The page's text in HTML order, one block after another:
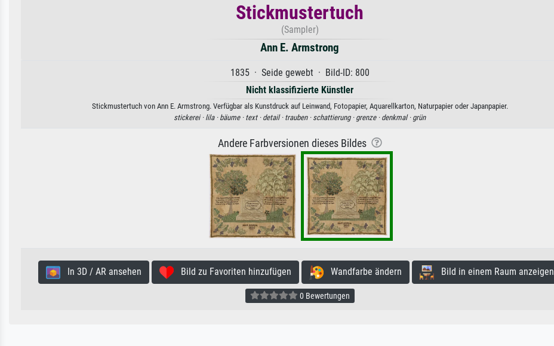
Stickmustertuch
(Sampler)
Ann E. Armstrong
1835 · Seide gewebt · Bild-ID: 800
Nicht klassifizierte Künstler
Stickmustertuch von Ann E. Armstrong. Verfügbar als Kunstdruck auf Leinwand, Fotopapier, Aquarellkarton, Naturpapier oder Japanpapier.
stickerei · lila · bäume · text · detail · trauben · schattierung · grenze · denkmal · grün
Andere Farbversionen dieses Bildes
In 3D / AR ansehen Bild zu Favoriten hinzufügen Wandfarbe ändern Bild in einem Raum anzeigen
0 Bewertungen